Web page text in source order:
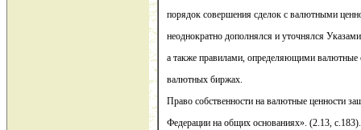
порядок совершения сделок с валютными
неоднократно дополнялся и уточнялся
а также правилами, определяющими валютные
валютных биржах.
Право собственности на валютные ценности
Федерации на общих основаниях». (2.13, с.183).